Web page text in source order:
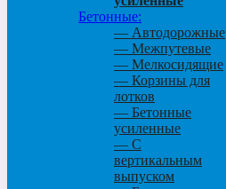
Бетонные:
— Автодорожные
— Межпутевые
— Мелкосидящие
— Корзины для
лотков
— Бетонные
усиленные
— С
вертикальным
выпуском